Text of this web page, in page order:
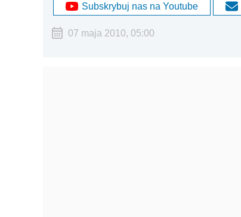
Subskrybuj nas na Youtube
07 maja 2010, 05:00